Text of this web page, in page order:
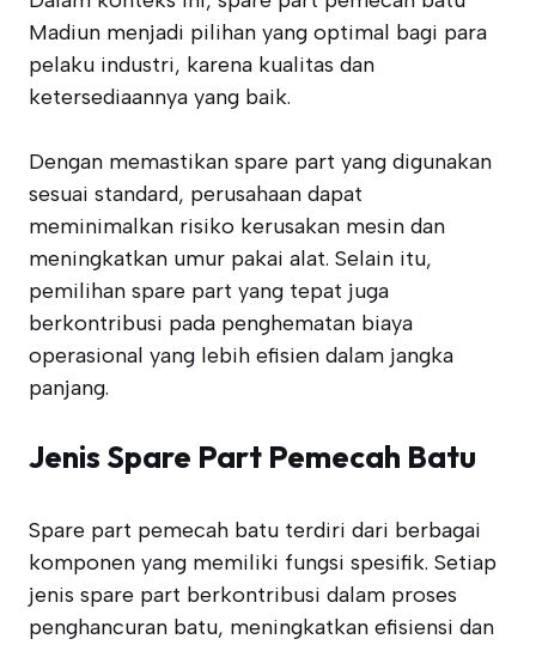
Madiun menjadi pilihan yang optimal bagi para
pelaku industri, karena kualitas dan
ketersediaannya yang baik.
Dengan memastikan spare part yang digunakan
sesuai standard, perusahaan dapat
meminimalkan risiko kerusakan mesin dan
meningkatkan umur pakai alat. Selain itu,
pemilihan spare part yang tepat juga
berkontribusi pada penghematan biaya
operasional yang lebih efisien dalam jangka
panjang.
Jenis Spare Part Pemecah Batu
Spare part pemecah batu terdiri dari berbagai
komponen yang memiliki fungsi spesifik. Setiap
jenis spare part berkontribusi dalam proses
penghancuran batu, meningkatkan efisiensi dan